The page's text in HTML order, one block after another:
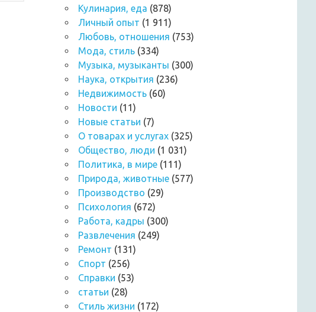
Кулинария, еда (878)
Личный опыт (1 911)
Любовь, отношения (753)
Мода, стиль (334)
Музыка, музыканты (300)
Наука, открытия (236)
Недвижимость (60)
Новости (11)
Новые статьи (7)
О товарах и услугах (325)
Общество, люди (1 031)
Политика, в мире (111)
Природа, животные (577)
Производство (29)
Психология (672)
Работа, кадры (300)
Развлечения (249)
Ремонт (131)
Спорт (256)
Справки (53)
статьи (28)
Стиль жизни (172)